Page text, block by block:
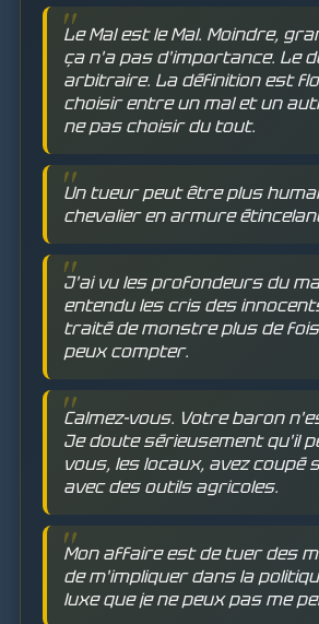
Le Mal est le Mal. Moindre,
ça n'a pas d'importance. Le
arbitraire. La définition est
choisir entre un mal et un
ne pas choisir du tout.
Un tueur peut être plus
chevalier en armure
J'ai vu les profondeurs du
entendu les cris des
traité de monstre plus de fois
peux compter.
Calmez-vous. Votre baron
Je doute sérieusement qu'il
vous, les locaux, avez coupé
avec des outils agricoles.
Mon affaire est de tuer des
de m'impliquer dans la
luxe que je ne peux pas me